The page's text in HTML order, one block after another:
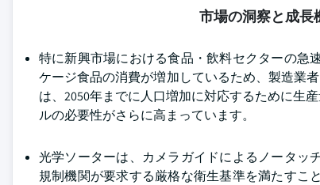
市場の洞察と成長
特に新興市場における食品・飲料セクターの急
ケージ食品の消費が増加しているため、製造業
は、2050年までに人口増加に対応するために生
ルの必要性がさらに高まっています。
光学ソーターは、カメラガイドによるノータッ
規制機関が要求する厳格な衛生基準を満たすこ